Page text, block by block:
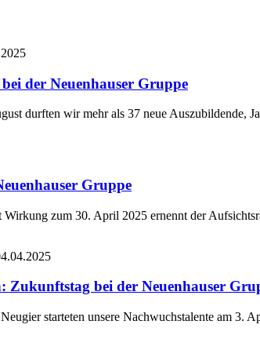
der Neuenhauser Gruppe
durften wir mehr als 37 neue Auszubildende,
Gruppe
zum 30. April 2025 ernennt der
Zukunftstag bei der Neuenhauser
starteten unsere Nachwuchstalente am 3.